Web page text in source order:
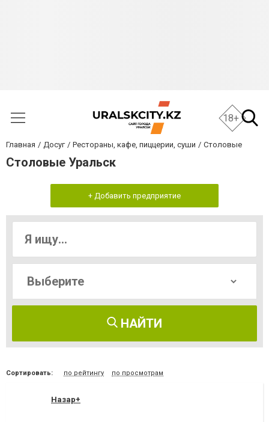
18+
Главная Досуг Рестораны, кафе, пиццерии, суши Столовые
Столовые Уральск
+ Добавить предприятие
НАЙТИ
Сортировать: по рейтингу по просмотрам
Назар+